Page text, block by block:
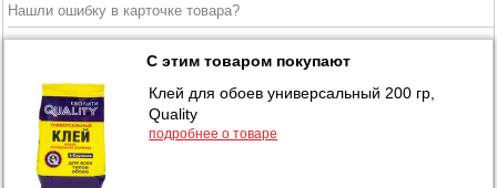
Нашли ошибку в карточке товара?
С этим товаром покупают
Клей для обоев универсальный 200 гр,
Quality
подробнее о товаре